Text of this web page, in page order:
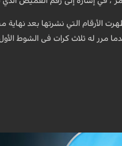
الأرقام التي نشرتها بعد نهاية
مرر له ثلاث كرات فى الشوط